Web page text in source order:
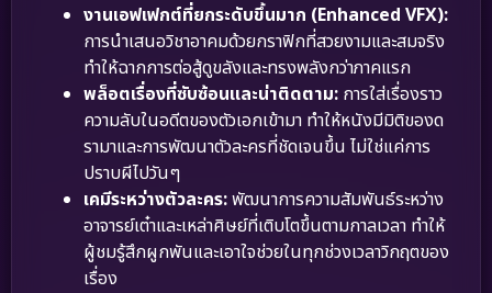
งานเอฟเฟกต์ที่ยกระดับขึ้นมาก (Enhanced VFX):
การนำเสนอวิชาอาคมด้วยกราฟิกที่สวยงามและสมจริง
ทำให้ฉากการต่อสู้ดูขลังและทรงพลังกว่าภาคแรก
พล็อตเรื่องที่ซับซ้อนและน่าติดตาม: การใส่เรื่องราว
ความลับในอดีตของตัวเอกเข้ามา ทำให้หนังมีมิติของด
รามาและการพัฒนาตัวละครที่ชัดเจนขึ้น ไม่ใช่แค่การ
ปราบผีไปวันๆ
เคมีระหว่างตัวละคร:พัฒนาการความสัมพันธ์ระหว่าง
อาจารย์เต๋าและเหล่าศิษย์ที่เติบโตขึ้นตามกาลเวลา ทำให้
ผู้ชมรู้สึกผูกพันและเอาใจช่วยในทุกช่วงเวลาวิกฤตของ
เรื่อง